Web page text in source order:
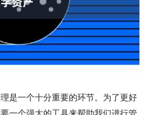
是一个十分重要的环节。为了更好
一个强大的工具来帮助我们进行管